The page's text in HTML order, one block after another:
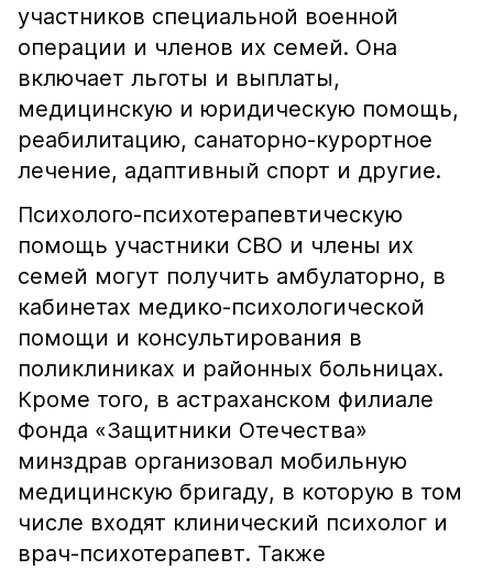
участников специальной военной
операции и членов их семей. Она
включает льготы и выплаты,
медицинскую и юридическую помощь,
реабилитацию, санаторно-курортное
лечение, адаптивный спорт и другие.
Психолого-психотерапевтическую
помощь участники СВО и члены их
семей могут получить амбулаторно, в
кабинетах медико-психологической
помощи и консультирования в
поликлиниках и районных больницах.
Кроме того, в астраханском филиале
Фонда «Защитники Отечества»
минздрав организовал мобильную
медицинскую бригаду, в которую в том
числе входят клинический психолог и
врач-психотерапевт. Также